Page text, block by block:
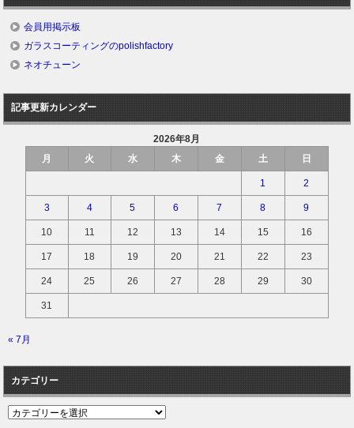
会員用掲示板
ガラスコーティングのpolishfactory
ネオチューン
記事更新カレンダー
2026年8月
月
火 水 木 金 土 日
1 2
3 4 5 6 7 8 9
10 11 12 13 14 15 16
17 18 19 20 21 22 23
24 25 26 27 28 29 30
31
« 7月
カテゴリー
カ